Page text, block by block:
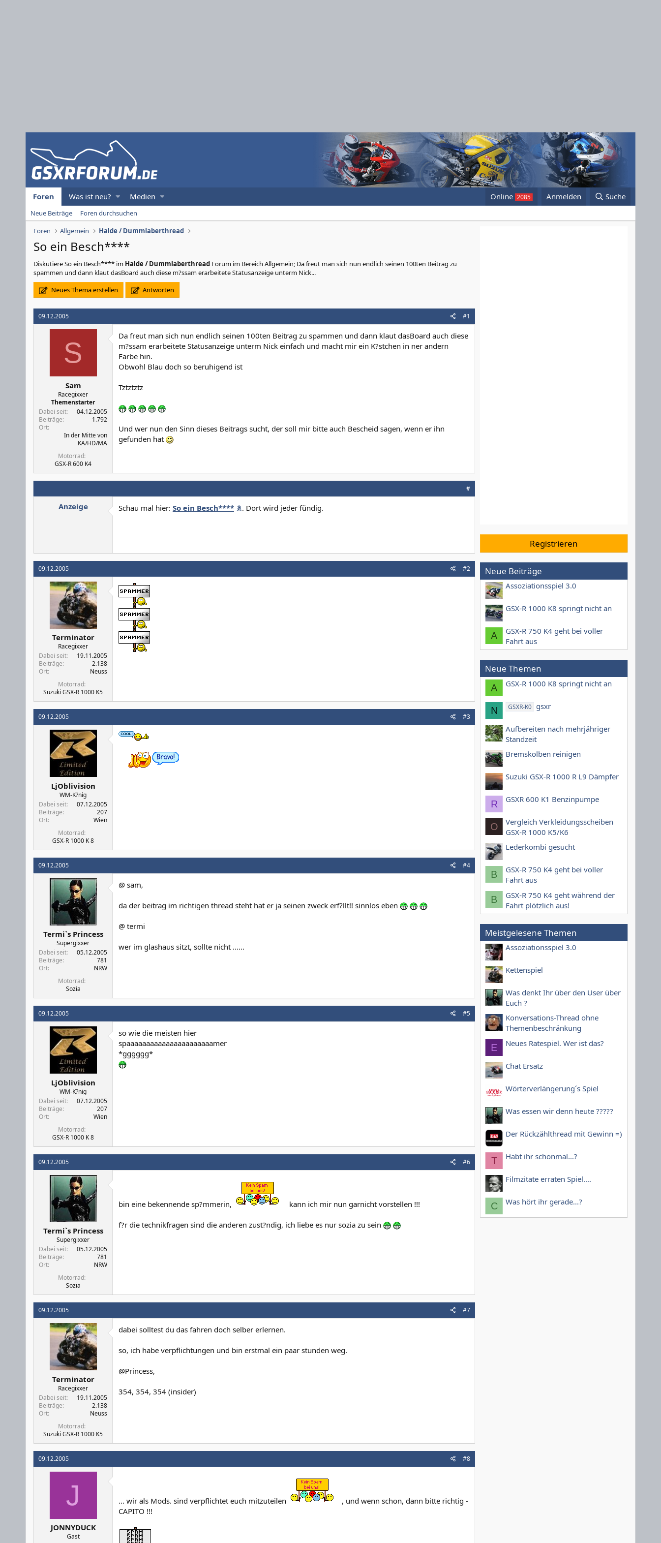
Foren Was ist neu? Medien Online Anmelden Suche
Neue Beiträge
Foren durchsuchen
Foren
Allgemein Halde / Dummlaberthread
So ein Besch****
DiskutiereSo ein Besch**** im Halde / Dummlaberthread Forum im Bereich Allgemein; Da freut man sich nun endlich seinen 100ten Beitrag zu
spammen und dann klaut dasBoard auch diese m?ssam erarbeitete Statusanzeige unterm Nick...
Neues Thema erstellen
Antworten
09.12.2005 #1
S
Sam
Racegixxer
Themenstarter
Dabei seit
04.12.2005
Beiträge
1.792
Ort
In der Mitte von
KA/HD/MA
Motorrad
GSX-R 600 K4
Da freut man sich nun endlich seinen 100ten Beitrag zu spammen und dann klaut dasBoard auch diese
m?ssam erarbeitete Statusanzeige unterm Nick einfach und macht mir ein K?stchen in ner andern
Farbe hin.
Obwohl Blau doch so beruhigend ist
Tztztztz
Und wer nun den Sinn dieses Beitrags sucht, der soll mir bitte auch Bescheid sagen, wenn er ihn
gefunden hat
#
Anzeige Schau mal hier: So ein Besch**** . Dort wird jeder fündig.
09.12.2005 #2
Terminator
Racegixxer
Dabei seit
19.11.2005
Beiträge
2.138
Ort
Neuss
Motorrad
Suzuki GSX-R 1000 K5
09.12.2005 #3
LjOblivision
WM-K?nig
Dabei seit
07.12.2005
Beiträge
207
Ort
Wien
Motorrad
GSX-R 1000 K 8
09.12.2005 #4
Termi`s Princess
Supergixxer
Dabei seit
05.12.2005
Beiträge
781
Ort
NRW
Motorrad
Sozia
@ sam,
da der beitrag im richtigen thread steht hat er ja seinen zweck erf?llt!! sinnlos eben
@ termi
wer im glashaus sitzt, sollte nicht ......
09.12.2005 #5
LjOblivision
WM-K?nig
Dabei seit
07.12.2005
Beiträge
207
Ort
Wien
Motorrad
GSX-R 1000 K 8
so wie die meisten hier
spaaaaaaaaaaaaaaaaaaaaaamer
*gggggg*
09.12.2005 #6
Termi`s Princess
Supergixxer
Dabei seit
05.12.2005
Beiträge
781
Ort
NRW
Motorrad
Sozia
bin eine bekennende sp?mmerin, kann ich mir nun garnicht vorstellen !!!
f?r die technikfragen sind die anderen zust?ndig, ich liebe es nur sozia zu sein
09.12.2005 #7
Terminator
Racegixxer
Dabei seit
19.11.2005
Beiträge
2.138
Ort
Neuss
Motorrad
Suzuki GSX-R 1000 K5
dabei solltest du das fahren doch selber erlernen.
so, ich habe verpflichtungen und bin erstmal ein paar stunden weg.
@Princess,
354, 354, 354 (insider)
09.12.2005 #8
J
JONNYDUCK
Gast
... wir als Mods. sind verpflichtet euch mitzuteilen
, und wenn schon, dann bitte richtig -
CAPITO !!!
Registrieren
Neue Beiträge
Assoziationsspiel 3.0
GSX-R 1000 K8 springt nicht an
A
GSX-R 750 K4 geht bei voller
Fahrt aus
Neue Themen
A GSX-R 1000 K8 springt nicht an
N GSXR-K0 gsxr
Aufbereiten nach mehrjähriger
Standzeit
Bremskolben reinigen
Suzuki GSX-R 1000 R L9 Dämpfer
R GSXR 600 K1 Benzinpumpe
O
Vergleich Verkleidungsscheiben
GSX-R 1000 K5/K6
Lederkombi gesucht
B
GSX-R 750 K4 geht bei voller
Fahrt aus
B
GSX-R 750 K4 geht während der
Fahrt plötzlich aus!
Meistgelesene Themen
Assoziationsspiel 3.0
Kettenspiel
Was denkt Ihr über den User über
Euch ?
Konversations-Thread ohne
Themenbeschränkung
E Neues Ratespiel. Wer ist das?
Chat Ersatz
Wörterverlängerung´s Spiel
Was essen wir denn heute ?????
Der Rückzählthread mit Gewinn =)
T Habt ihr schonmal...?
Filmzitate erraten Spiel....
C Was hört ihr gerade...?